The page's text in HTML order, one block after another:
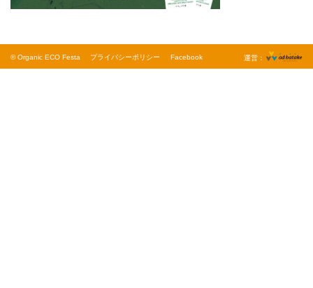
運営：
Facebook
プライバシーポリシー
© Organic ECO Festa